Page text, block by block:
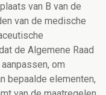
van B van de
van de medische
de Algemene Raad
om
bepaalde elementen,